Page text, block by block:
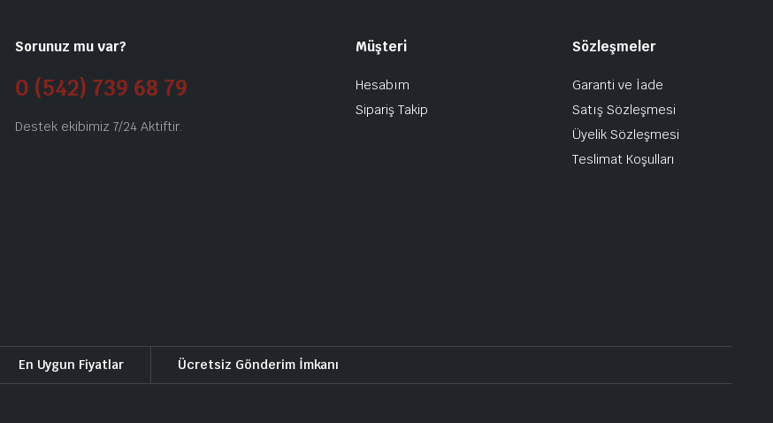
Sorunuz mu var?
0 (542) 739 68 79
Destek ekibimiz 7/24 Aktiftir.
Müşteri
Hesabım
Sipariş Takip
Sözleşmeler
Garanti ve İade
Satış Sözleşmesi
Üyelik Sözleşmesi
Teslimat Koşulları
En Uygun Fiyatlar Ücretsiz Gönderim İmkanı